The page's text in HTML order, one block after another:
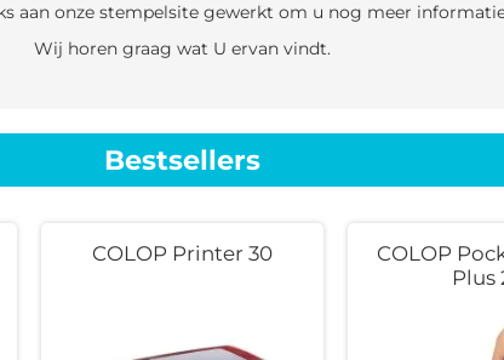
aan onze stempelsite gewerkt om u nog meer
Wij horen graag wat U ervan vindt.
Bestsellers
COLOP Printer 30
COLOP
Plus